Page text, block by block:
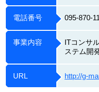
電話番号 095-870-
事業内容
ITコンサ
ステム開
URL http://g-